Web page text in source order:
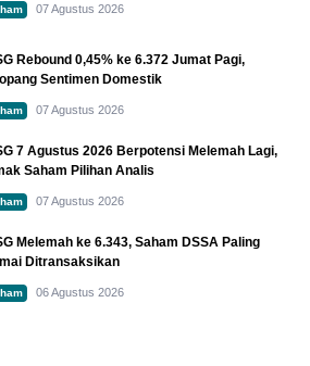
07 Agustus 2026
Rebound 0,45% ke 6.372 Jumat Pagi,
Sentimen Domestik
07 Agustus 2026
7 Agustus 2026 Berpotensi Melemah Lagi,
Saham Pilihan Analis
07 Agustus 2026
Melemah ke 6.343, Saham DSSA Paling
Ditransaksikan
06 Agustus 2026